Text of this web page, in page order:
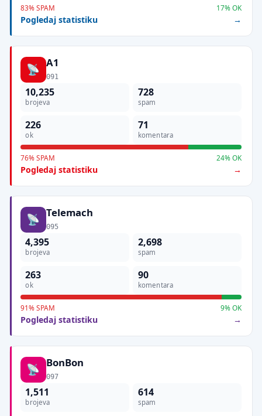
83% SPAM 17% OK
Pogledaj statistiku
A1
091
10,235
brojeva
728
spam
226
ok
71
komentara
76% SPAM 24% OK
Pogledaj statistiku
Telemach
095
4,395
brojeva
2,698
spam
263
ok
90
komentara
91% SPAM 9% OK
Pogledaj statistiku
BonBon
097
1,511
brojeva
614
spam